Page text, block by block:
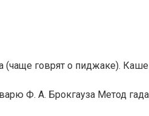
(чаще говрят о пиджаке).
Ф. А. Брокгауза Метод